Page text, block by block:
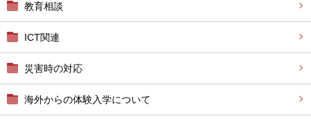
教育相談
ICT関連
災害時の対応
海外からの体験入学について